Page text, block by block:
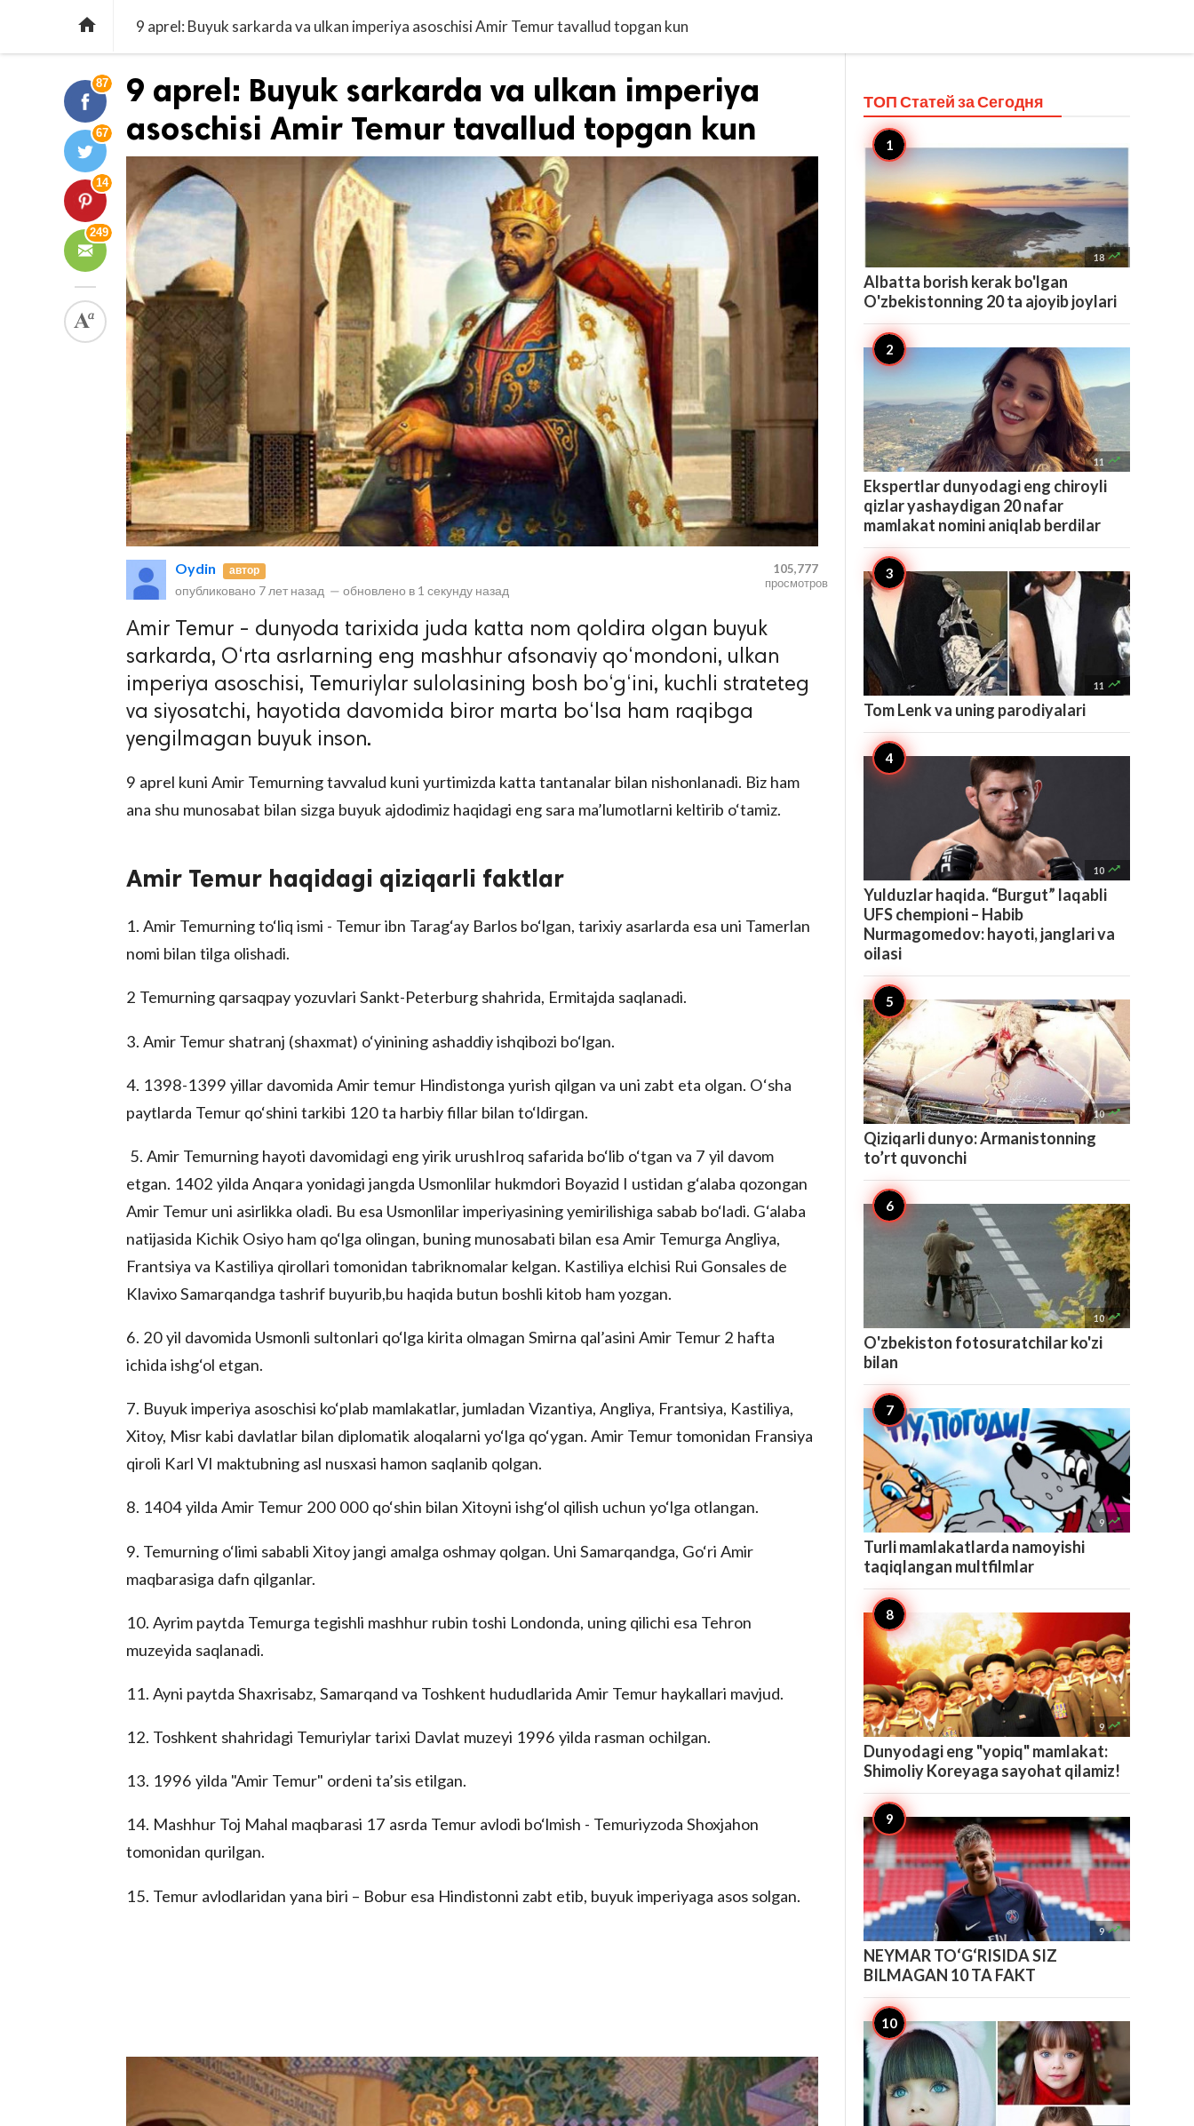
 9 aprel: Buyuk sarkarda va ulkan imperiya asoschisi Amir Temur tavallud topgan kun
87
67
14
249
9 aprel: Buyuk sarkarda va ulkan imperiya
asoschisi Amir Temur tavallud topgan kun
Oydin автор
опубликовано 7 лет назад — обновлено в 1 секунду назад
105,777
просмотров
Amir Temur - dunyoda tarixida juda katta nom qoldira olgan buyuk
sarkarda, O‘rta asrlarning eng mashhur afsonaviy qo‘mondoni, ulkan
imperiya asoschisi, Temuriylar sulolasining bosh bo‘g‘ini, kuchli strateteg
va siyosatchi, hayotida davomida biror marta bo‘lsa ham raqibga
yengilmagan buyuk inson.
9 aprel kuni Amir Temurning tavvalud kuni yurtimizda katta tantanalar bilan nishonlanadi. Biz ham
ana shu munosabat bilan sizga buyuk ajdodimiz haqidagi eng sara ma’lumotlarni keltirib o‘tamiz.
Amir Temur haqidagi qiziqarli faktlar
1. Amir Temurning to‘liq ismi - Temur ibn Tarag‘ay Barlos bo‘lgan, tarixiy asarlarda esa uni Tamerlan
nomi bilan tilga olishadi.
2 Temurning qarsaqpay yozuvlari Sankt-Peterburg shahrida, Ermitajda saqlanadi.
3. Amir Temur shatranj (shaxmat) o‘yinining ashaddiy ishqibozi bo‘lgan.
4. 1398-1399 yillar davomida Amir temur Hindistonga yurish qilgan va uni zabt eta olgan. O‘sha
paytlarda Temur qo‘shini tarkibi 120 ta harbiy fillar bilan to‘ldirgan.
5. Amir Temurning hayoti davomidagi eng yirik urushIroq safarida bo‘lib o‘tgan va 7 yil davom
etgan. 1402 yilda Anqara yonidagi jangda Usmonlilar hukmdori Boyazid I ustidan g‘alaba qozongan
Amir Temur uni asirlikka oladi. Bu esa Usmonlilar imperiyasining yemirilishiga sabab bo‘ladi. G‘alaba
natijasida Kichik Osiyo ham qo‘lga olingan, buning munosabati bilan esa Amir Temurga Angliya,
Frantsiya va Kastiliya qirollari tomonidan tabriknomalar kelgan. Kastiliya elchisi Rui Gonsales de
Klavixo Samarqandga tashrif buyurib,bu haqida butun boshli kitob ham yozgan.
6. 20 yil davomida Usmonli sultonlari qo‘lga kirita olmagan Smirna qal’asini Amir Temur 2 hafta
ichida ishg‘ol etgan.
7. Buyuk imperiya asoschisi ko‘plab mamlakatlar, jumladan Vizantiya, Angliya, Frantsiya, Kastiliya,
Xitoy, Misr kabi davlatlar bilan diplomatik aloqalarni yo‘lga qo‘ygan. Amir Temur tomonidan Fransiya
qiroli Karl VI maktubning asl nusxasi hamon saqlanib qolgan.
8. 1404 yilda Amir Temur 200 000 qo‘shin bilan Xitoyni ishg‘ol qilish uchun yo‘lga otlangan.
9. Temurning o‘limi sababli Xitoy jangi amalga oshmay qolgan. Uni Samarqandga, Go‘ri Amir
maqbarasiga dafn qilganlar.
10. Ayrim paytda Temurga tegishli mashhur rubin toshi Londonda, uning qilichi esa Tehron
muzeyida saqlanadi.
11. Ayni paytda Shaxrisabz, Samarqand va Toshkent hududlarida Amir Temur haykallari mavjud.
12. Toshkent shahridagi Temuriylar tarixi Davlat muzeyi 1996 yilda rasman ochilgan.
13. 1996 yilda "Amir Temur" ordeni ta’sis etilgan.
14. Mashhur Toj Mahal maqbarasi 17 asrda Temur avlodi bo‘lmish - Temuriyzoda Shoxjahon
tomonidan qurilgan.
15. Temur avlodlaridan yana biri – Bobur esa Hindistonni zabt etib, buyuk imperiyaga asos solgan.
ТОП Статей заСегодня
18 
Albatta borish kerak bo'lgan
O'zbekistonning 20 ta ajoyib joylari
11 
Ekspertlar dunyodagi eng chiroyli
qizlar yashaydigan 20 nafar
mamlakat nomini aniqlab berdilar
11 
Tom Lenk va uning parodiyalari
10 
Yulduzlar haqida. “Burgut” laqabli
UFS chempioni – Habib
Nurmagomedov: hayoti, janglari va
oilasi
10 
Qiziqarli dunyo: Armanistonning
to’rt quvonchi
10 
O'zbekiston fotosuratchilar ko'zi
bilan
9 
Turli mamlakatlarda namoyishi
taqiqlangan multfilmlar
9 
Dunyodagi eng "yopiq" mamlakat:
Shimoliy Koreyaga sayohat qilamiz!
9 
NEYMAR TO‘G‘RISIDA SIZ
BILMAGAN 10 TA FAKT